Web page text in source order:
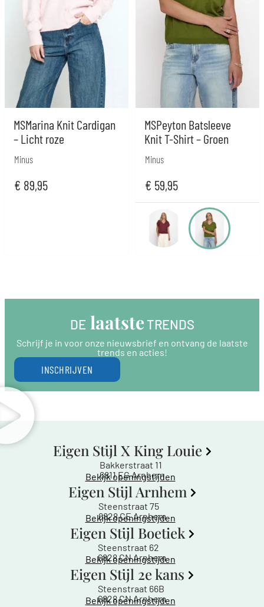
MSMarina Knit Cardigan
– Licht roze
Minus
€ 89,95
MSPeyton Batsleeve
Knit T-Shirt – Groen
Minus
€ 59,95
DE laatste TRENDS
Schrijf je in voor onze nieuwsbrief en ontvang de laatste
trends en acties!
INSCHRIJVEN
Eigen Stijl X King Louie
Bakkerstraat 11
6811 EG Arnhem
Bekijk openingstijden
Eigen Stijl Arnhem
Steenstraat 75
6828 CE Arnhem
Bekijk openingstijden
Eigen Stijl Boetiek
Steenstraat 62
6828 CN Arnhem
Bekijk openingstijden
Eigen Stijl 2e kans
Steenstraat 66B
6828 CN Arnhem
Bekijk openingstijden